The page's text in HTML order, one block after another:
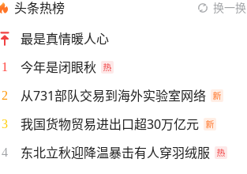
头条热榜 换一换
最是真情暖人心
1 今年是闭眼秋
2 从731部队交易到海外实验室网络
3 我国货物贸易进出口超30万亿元
4 东北立秋迎降温暴击有人穿羽绒服